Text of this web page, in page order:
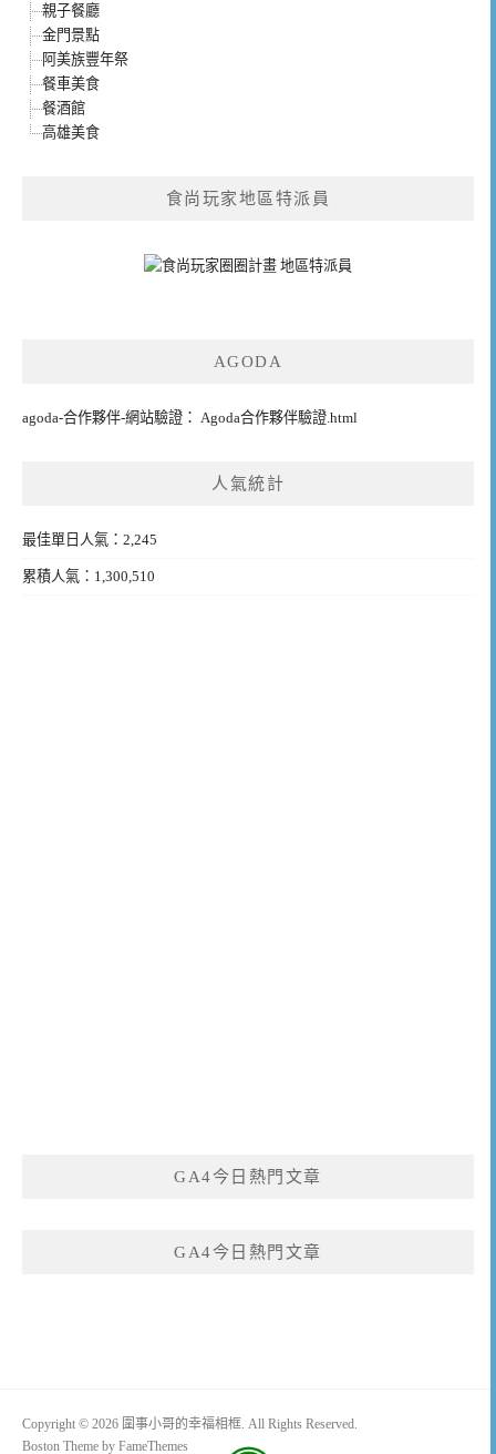
親子餐廳
金門景點
阿美族豐年祭
餐車美食
餐酒館
高雄美食
食尚玩家地區特派員
AGODA
agoda-合作夥伴-網站驗證： Agoda合作夥伴驗證.html
人氣統計
最佳單日人氣：2,245
累積人氣：1,300,510
GA4今日熱門文章
GA4今日熱門文章
Copyright © 2026 圍事小哥的幸福相框. All Rights Reserved.
Boston Theme by FameThemes